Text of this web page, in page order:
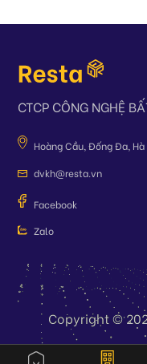
CTCP CÔNG NGHỆ
Hoàng Cầu, Đống Đa, Hà
dvkh@resta.vn
Facebook
Zalo
Copyright ©